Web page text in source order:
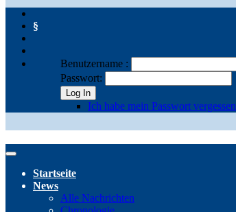
§
Benutzername :
Passwort:
Log In
Ich habe mein Passwort vergessen
Startseite
News
Alle Nachrichten